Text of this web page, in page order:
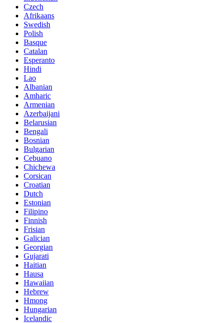
Czech
Afrikaans
Swedish
Polish
Basque
Catalan
Esperanto
Hindi
Lao
Albanian
Amharic
Armenian
Azerbaijani
Belarusian
Bengali
Bosnian
Bulgarian
Cebuano
Chichewa
Corsican
Croatian
Dutch
Estonian
Filipino
Finnish
Frisian
Galician
Georgian
Gujarati
Haitian
Hausa
Hawaiian
Hebrew
Hmong
Hungarian
Icelandic